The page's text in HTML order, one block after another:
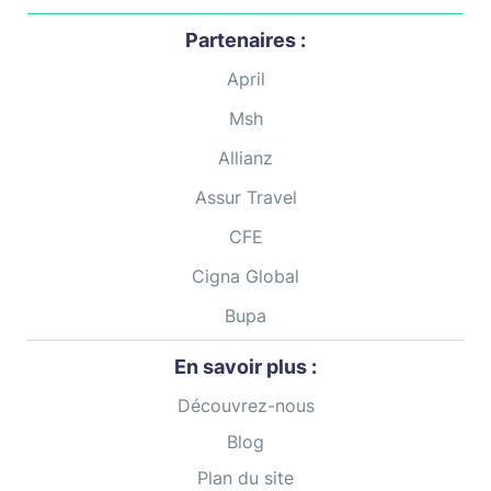
Partenaires :
April
Msh
Allianz
Assur Travel
CFE
Cigna Global
Bupa
En savoir plus :
Découvrez-nous
Blog
Plan du site